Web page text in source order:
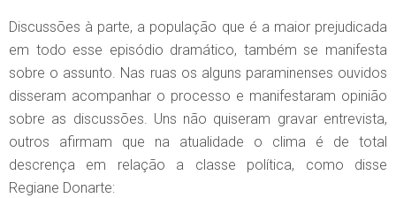
Discussões à parte, a população que é a maior prejudicada
em todo esse episódio dramático, também se manifesta
sobre o assunto. Nas ruas os alguns paraminenses ouvidos
disseram acompanhar o processo e manifestaram opinião
sobre as discussões. Uns não quiseram gravar entrevista,
outros afirmam que na atualidade o clima é de total
descrença em relação a classe política, como disse
Regiane Donarte: